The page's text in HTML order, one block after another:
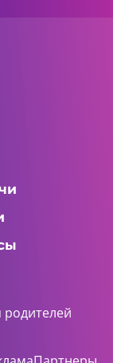
родителей